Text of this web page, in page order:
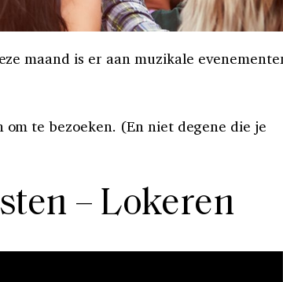
maand is er aan muzikale
te bezoeken. (En niet degene die je
– Lokeren